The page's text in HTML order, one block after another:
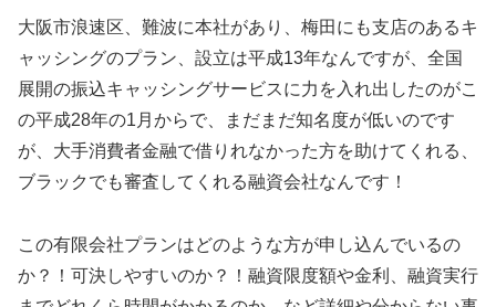
大阪市浪速区、難波に本社があり、梅田にも支店のあるキ
ャッシングのプラン、設立は平成13年なんですが、全国
展開の振込キャッシングサービスに力を入れ出したのがこ
の平成28年の1月からで、まだまだ知名度が低いのです
が、大手消費者金融で借りれなかった方を助けてくれる、
ブラックでも審査してくれる融資会社なんです！
この有限会社プランはどのような方が申し込んでいるの
か？！可決しやすいのか？！融資限度額や金利、融資実行